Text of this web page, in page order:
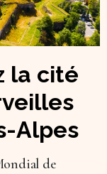
la cité
Alpes
de